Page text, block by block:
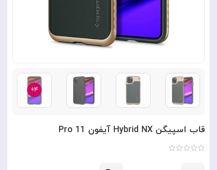
۴+
قاب اسپیگن Hybrid NX آیفون 11 Pro